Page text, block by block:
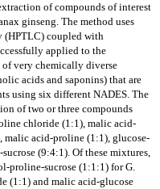
of compounds of interest
ginseng. The method uses
(HPTLC) coupled with
applied to the
very chemically diverse
acids and saponins) that are
using six different NADES. The
of two or three compounds
chloride (1:1), malic acid-
malic acid-proline (1:1), glucose-
(9:4:1). Of these mixtures,
proline-sucrose (1:1:1) for G.
(1:1) and malic acid-glucose